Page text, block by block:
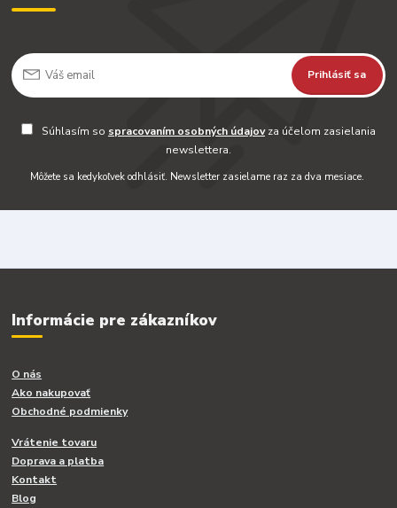
Prihlásiť sa
Súhlasím so spracovaním osobných údajovza účelom zasielania
newslettera.
Môžete sa kedykoľvek odhlásiť. Newsletter zasielame raz za dva mesiace.
Informácie pre zákazníkov
O nás
Ako nakupovať
Obchodné podmienky
Vrátenie tovaru
Doprava a platba
Kontakt
Blog